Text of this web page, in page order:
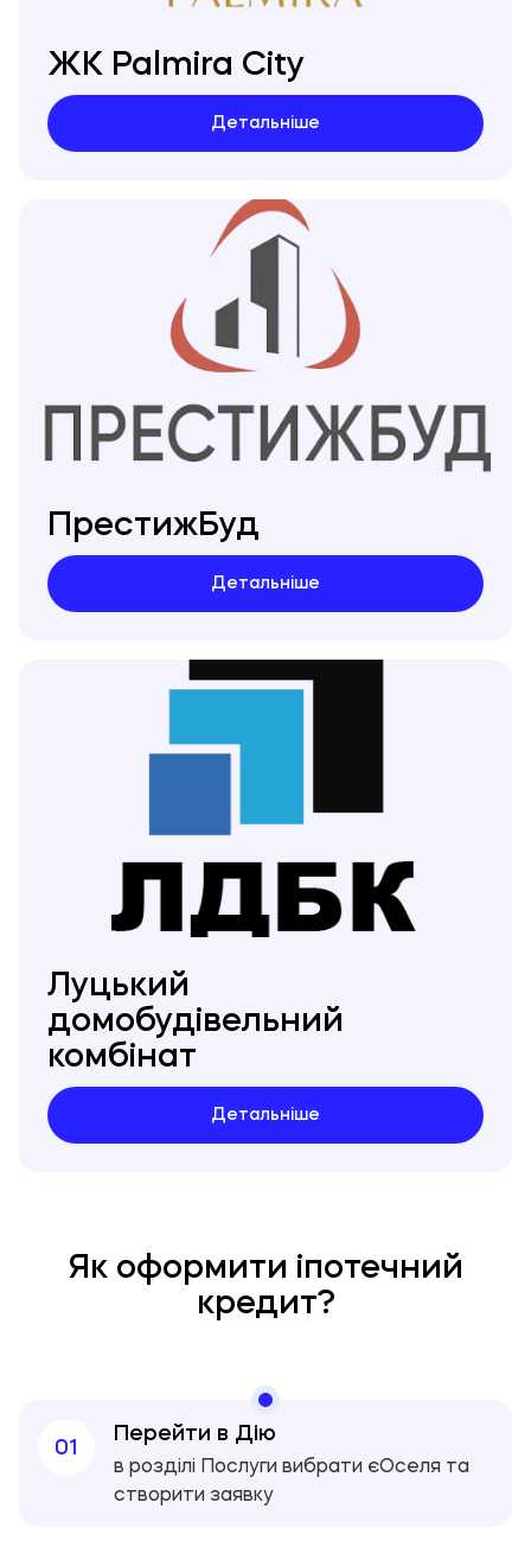
ЖК Palmira City
Детальніше
ПрестижБуд
Детальніше
Луцький
домобудівельний
комбінат
Детальніше
Як оформити іпотечний
кредит?
01
Перейти в Дію
в розділі Послуги вибрати єОселя та
створити заявку